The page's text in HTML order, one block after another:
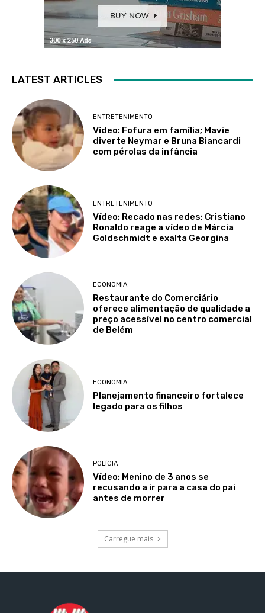
LATEST ARTICLES
ENTRETENIMENTO
Vídeo: Fofura em família; Mavie
diverte Neymar e Bruna Biancardi
com pérolas da infância
ENTRETENIMENTO
Vídeo: Recado nas redes; Cristiano
Ronaldo reage a vídeo de Márcia
Goldschmidt e exalta Georgina
ECONOMIA
Restaurante do Comerciário
oferece alimentação de qualidade a
preço acessível no centro comercial
de Belém
ECONOMIA
Planejamento financeiro fortalece
legado para os filhos
POLÍCIA
Vídeo: Menino de 3 anos se
recusando a ir para a casa do pai
antes de morrer
Carregue mais